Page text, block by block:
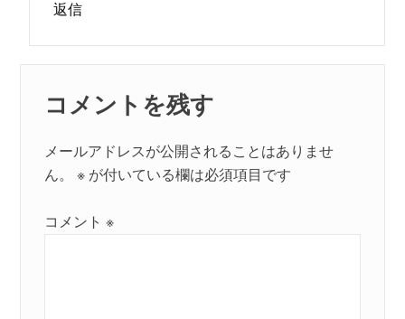
返信
コメントを残す
メールアドレスが公開されることはありませ
ん。
※ が付いている欄は必須項目です
コメント※